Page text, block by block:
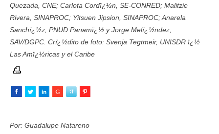
Quezada, CNE; Carlota Cordï¿½n, SE-CONRED; Malitzie
Rivera, SINAPROC; Yitsuen Jipsion, SINAPROC; Anarela
Sanchï¿½z, PNUD Panamï¿½ y Jorge Melï¿½ndez,
SAV/DGPC. Crï¿½dito de foto: Svenja Tegtmeir, UNISDR ï¿½
Las Amï¿½ricas y el Caribe
Por: Guadalupe Natareno